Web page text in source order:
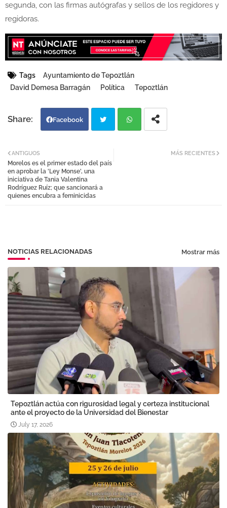
segunda, con las firmas autógrafas y sellos de los regidores y
regidoras.
Tags
Ayuntamiento de Tepoztlán
David Demesa Barragán
Política Tepoztlán
Facebook
tter
MÁS RECIENTES
ANTIGUOS
Morelos es el primer estado del país
en aprobar la 'Ley Monse', una
iniciativa de Tania Valentina
Rodríguez Ruíz; que sancionará a
quienes encubra a feminicidas
NOTICIAS RELACIONADAS Mostrar más
Tepoztlán actúa con rigurosidad legal y certeza institucional
ante el proyecto de la Universidad del Bienestar
July 17, 2026